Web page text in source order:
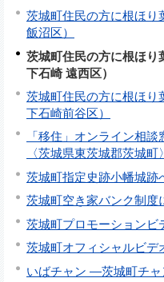
茨城町住民の方に根ほり
飯沼区）
茨城町住民の方に根ほり
下石崎 遠西区）
茨城町住民の方に根ほり
下石崎前谷区）
「移住」オンライン相
〈茨城県東茨城郡茨城町〉
茨城町指定史跡小幡城跡
茨城町空き家バンク制度
茨城町プロモーションビ
茨城町オフィシャルビデ
いばチャン ―茨城町チ